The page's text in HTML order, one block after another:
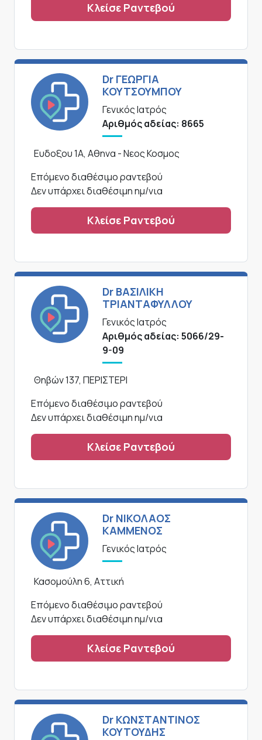
Κλείσε Ραντεβού
Dr ΓΕΩΡΓΙΑ
ΚΟΥΤΣΟΥΜΠΟΥ
Γενικός Ιατρός
Αριθμός αδείας: 8665
Ευδοξου 1Α, Αθηνα - Νεος Κοσμος
Επόμενο διαθέσιμο ραντεβού
Δεν υπάρχει διαθέσιμη ημ/νια
Κλείσε Ραντεβού
Dr ΒΑΣΙΛΙΚΗ
ΤΡΙΑΝΤΑΦΥΛΛΟΥ
Γενικός Ιατρός
Αριθμός αδείας: 5066/29-
9-09
Θηβών 137, ΠΕΡΙΣΤΕΡΙ
Επόμενο διαθέσιμο ραντεβού
Δεν υπάρχει διαθέσιμη ημ/νια
Κλείσε Ραντεβού
Dr ΝΙΚΟΛΑΟΣ
ΚΑΜΜΕΝΟΣ
Γενικός Ιατρός
Κασομούλη 6, Αττική
Επόμενο διαθέσιμο ραντεβού
Δεν υπάρχει διαθέσιμη ημ/νια
Κλείσε Ραντεβού
Dr ΚΩΝΣΤΑΝΤΙΝΟΣ
ΚΟΥΤΟΥΔΗΣ